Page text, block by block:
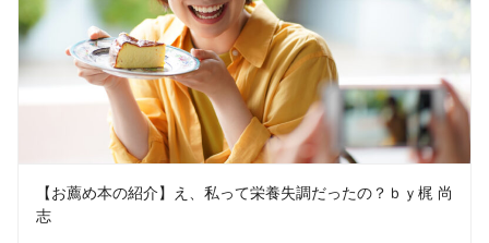
【お薦め本の紹介】え、私って栄養失調だったの？ｂｙ梶 尚
志